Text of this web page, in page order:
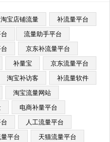
淘宝店铺流量
补流量平台
流量助手平台
京东补流量平台
补量宝
京东流量平台
淘宝补访客
补流量软件
淘宝流量网站
电商补量平台
人工流量平台
平台 天猫流量平台